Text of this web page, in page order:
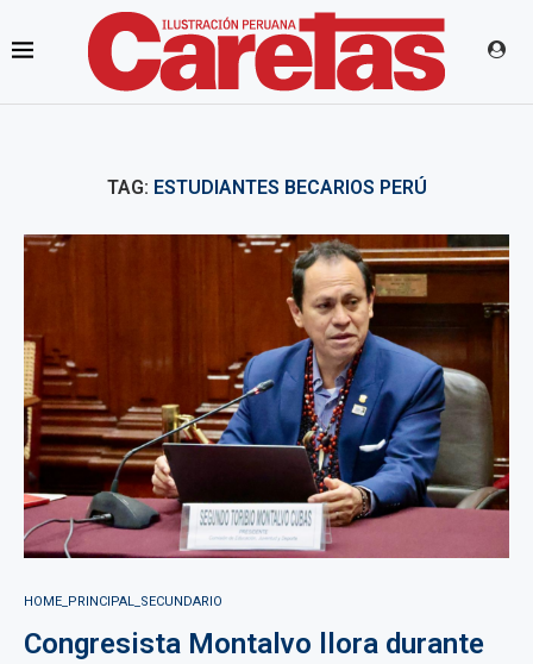
TAG: ESTUDIANTES BECARIOS PERÚ
HOME_PRINCIPAL_SECUNDARIO
Congresista Montalvo llora durante